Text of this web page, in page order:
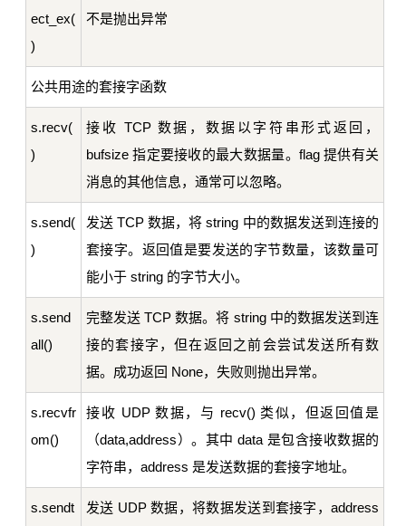
ect_ex(
)
不是抛出异常
公共用途的套接字函数
s.recv(
)
接收 TCP 数据，数据以字符串形式返回，
bufsize 指定要接收的最大数据量。flag 提供有关
消息的其他信息，通常可以忽略。
s.send(
)
发送 TCP 数据，将 string 中的数据发送到连接的
套接字。返回值是要发送的字节数量，该数量可
能小于 string 的字节大小。
s.send
all()
完整发送 TCP 数据。将 string 中的数据发送到连
接的套接字，但在返回之前会尝试发送所有数
据。成功返回 None，失败则抛出异常。
s.recvfr
om()
接收 UDP 数据，与 recv() 类似，但返回值是
（data,address）。其中 data 是包含接收数据的
字符串，address 是发送数据的套接字地址。
s.sendt
发送 UDP 数据，将数据发送到套接字，address